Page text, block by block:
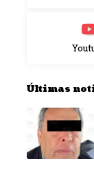
Últimas